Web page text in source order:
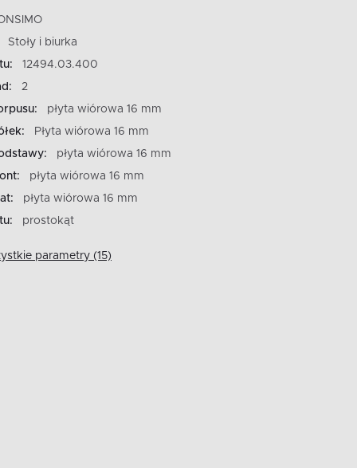
Stoły i biurka
12494.03.400
2
płyta wiórowa 16 mm
Płyta wiórowa 16 mm
płyta wiórowa 16 mm
płyta wiórowa 16 mm
płyta wiórowa 16 mm
prostokąt
parametry (15)